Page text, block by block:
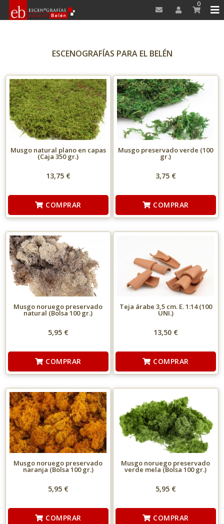
0
ESCENOGRAFÍAS PARA EL BELÉN
Musgo natural plano en capas
(Caja 350 gr.)
13,75 €
COMPRAR
Musgo preservado verde (100
gr.)
3,75 €
COMPRAR
Musgo noruego preservado
natural (Bolsa 100 gr.)
5,95 €
COMPRAR
Teja árabe 3,5 cm. E. 1:14 (100
UNI.)
13,50 €
COMPRAR
Musgo noruego preservado
naranja (Bolsa 100 gr.)
5,95 €
COMPRAR
Musgo noruego preservado
verde mela (Bolsa 100 gr.)
5,95 €
COMPRAR